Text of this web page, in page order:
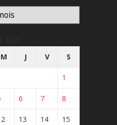
M J V S
1
6 7 8
13 14 15